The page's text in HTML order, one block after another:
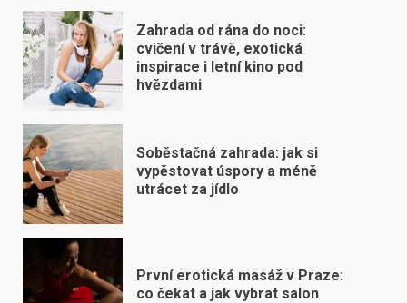
Zahrada od rána do noci:
cvičení v trávě, exotická
inspirace i letní kino pod
hvězdami
Soběstačná zahrada: jak si
vypěstovat úspory a méně
utrácet za jídlo
První erotická masáž v Praze:
co čekat a jak vybrat salon